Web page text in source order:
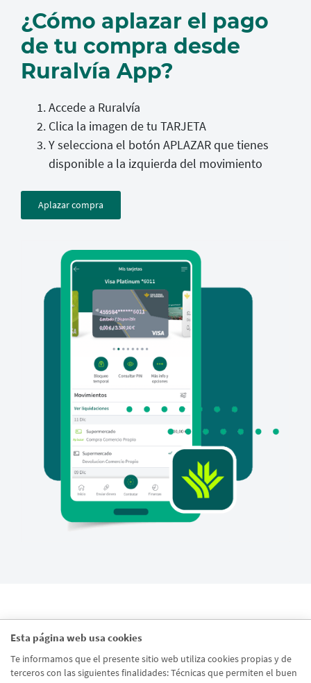
Esta página web usa cookies
Te informamos que el presente sitio web utiliza cookies propias y de
terceros con las siguientes finalidades: Técnicas que permiten el buen
¿Cómo aplazar el pago
de tu compra desde
Ruralvía App?
Accede a Ruralvía
Clica la imagen de tu TARJETA
Y selecciona el botón APLAZAR que tienes
disponible a la izquierda del movimiento
Aplazar compra
* EJEMPLO PAGO APLAZADO A 3 MESES SIN INTERESES
enero de 2026 y financiada a 3 meses sin intereses.